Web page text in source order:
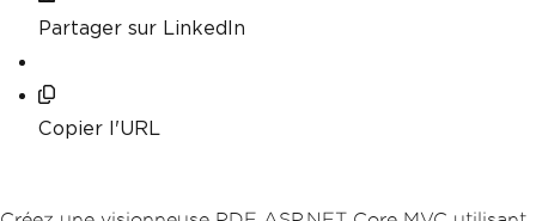
Partager sur LinkedIn
Copier l'URL